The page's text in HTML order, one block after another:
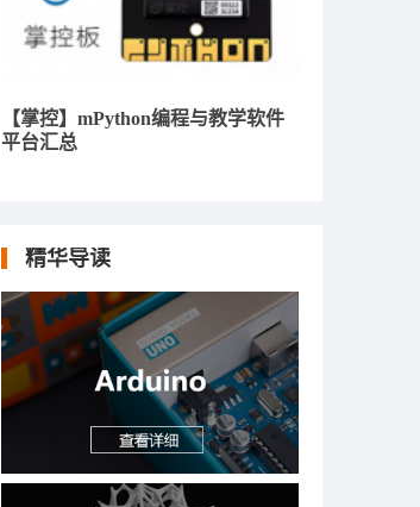
【掌控】mPython编程与教学软件
平台汇总
精华导读